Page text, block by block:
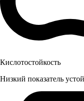
Кислотостойкость
Низкий показатель